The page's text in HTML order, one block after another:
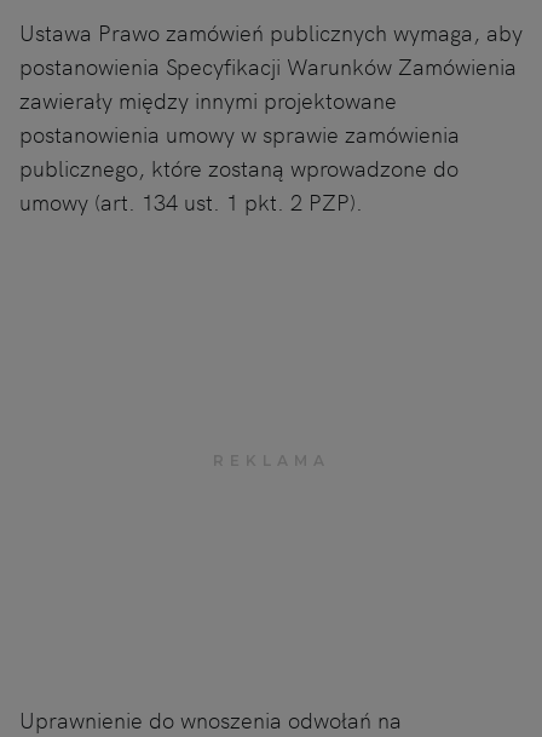
Ustawa Prawo zamówień publicznych wymaga, aby
postanowienia Specyfikacji Warunków Zamówienia
zawierały między innymi projektowane
postanowienia umowy w sprawie zamówienia
publicznego, które zostaną wprowadzone do
umowy (art. 134 ust. 1 pkt. 2 PZP).
Uprawnienie do wnoszenia odwołań na